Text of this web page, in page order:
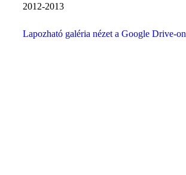
2012-2013
Lapozható galéria nézet a Google Drive-on